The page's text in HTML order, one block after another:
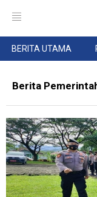
BERITA UTAMA
Berita